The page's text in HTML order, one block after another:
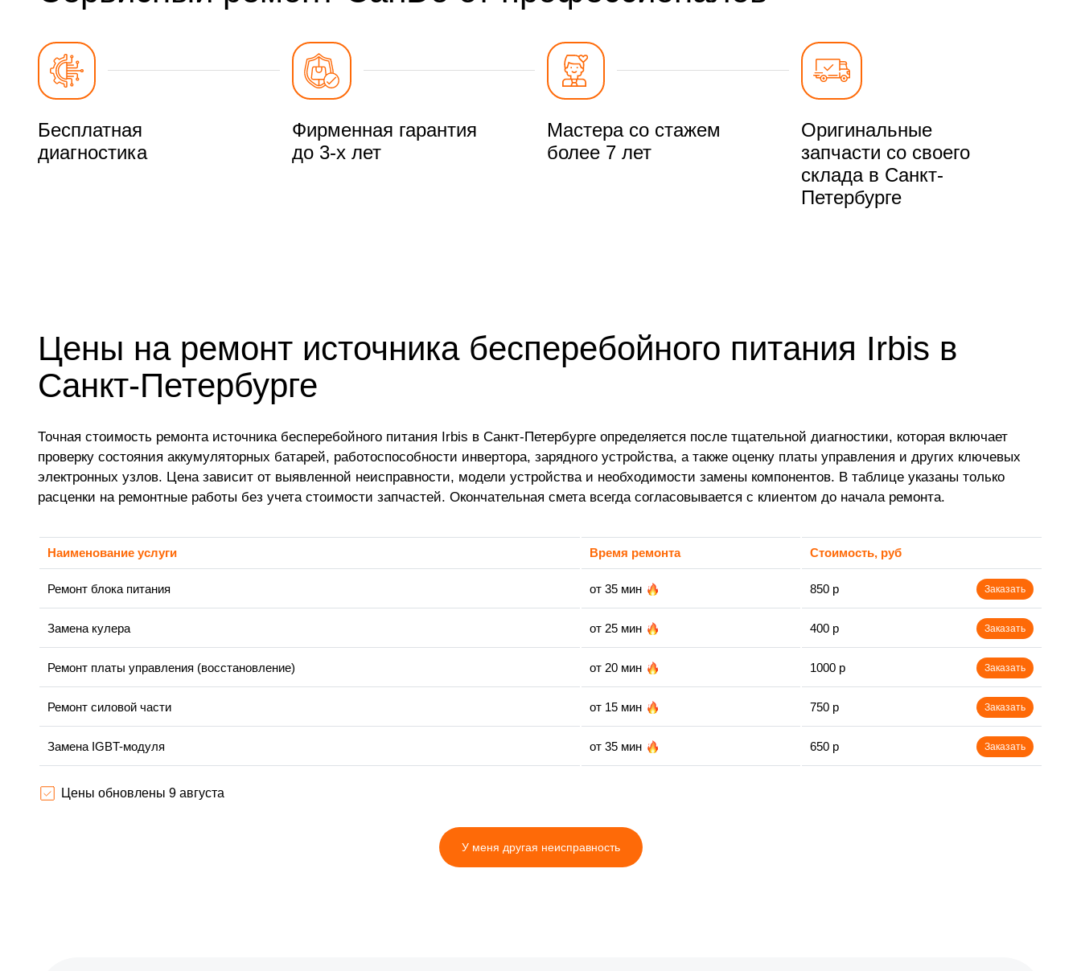
Бесплатная
диагностика
Фирменная гарантия
до 3-х лет
Мастера со стажем
более 7 лет
Оригинальные
запчасти со своего
склада в Санкт-
Петербурге
Цены на ремонт источника бесперебойного питания Irbis в
Санкт-Петербурге
Точная стоимость ремонта источника бесперебойного питания Irbis в Санкт-Петербурге определяется после тщательной диагностики, которая включает
проверку состояния аккумуляторных батарей, работоспособности инвертора, зарядного устройства, а также оценку платы управления и других ключевых
электронных узлов. Цена зависит от выявленной неисправности, модели устройства и необходимости замены компонентов. В таблице указаны только
расценки на ремонтные работы без учета стоимости запчастей. Окончательная смета всегда согласовывается с клиентом до начала ремонта.
Наименование услуги Время ремонта Стоимость, руб
Ремонт блока питания от 35 мин 850 р Заказать
Замена кулера от 25 мин 400 р Заказать
Ремонт платы управления (восстановление) от 20 мин 1000 р Заказать
Ремонт силовой части от 15 мин 750 р Заказать
Замена IGBT-модуля от 35 мин 650 р Заказать
Цены обновлены 9 августа
У меня другая неисправность